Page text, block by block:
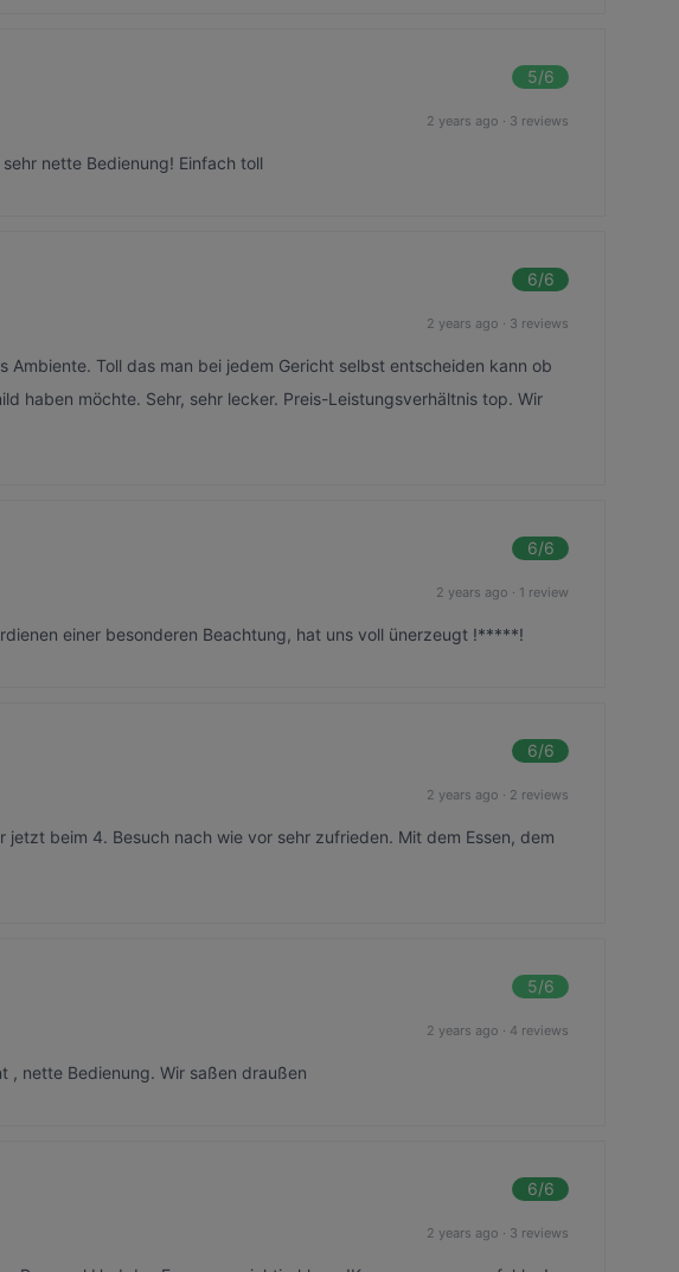
5/6
2 years ago · 3 reviews
nette Bedienung! Einfach toll
6/6
2 years ago · 3 reviews
Ambiente. Toll das man bei jedem Gericht selbst entscheiden kann ob
haben möchte. Sehr, sehr lecker. Preis-Leistungsverhältnis top. Wir
6/6
2 years ago · 1 review
einer besonderen Beachtung, hat uns voll ünerzeugt !*****!
6/6
2 years ago · 2 reviews
jetzt beim 4. Besuch nach wie vor sehr zufrieden. Mit dem Essen, dem
5/6
2 years ago · 4 reviews
, nette Bedienung. Wir saßen draußen
6/6
2 years ago · 3 reviews